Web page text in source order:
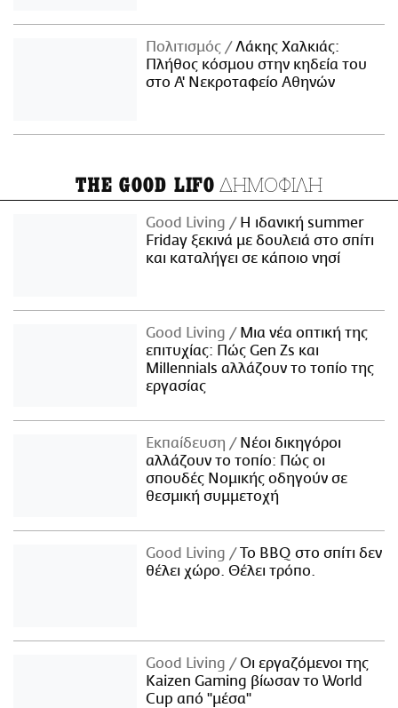
Πολιτισμός
Λάκης Χαλκιάς:
Πλήθος κόσμου στην κηδεία του
στο Α' Νεκροταφείο Αθηνών
THE GOOD LIFO ΔΗΜΟΦΙΛΗ
Good Living
Η ιδανική summer
Friday ξεκινά με δουλειά στο σπίτι
και καταλήγει σε κάποιο νησί
Good Living
Μια νέα οπτική της
επιτυχίας: Πώς Gen Zs και
Millennials αλλάζουν το τοπίο της
εργασίας
Εκπαίδευση
Νέοι δικηγόροι
αλλάζουν το τοπίο: Πώς οι
σπουδές Νομικής οδηγούν σε
θεσμική συμμετοχή
Good Living
Το BBQ στο σπίτι δεν
θέλει χώρο. Θέλει τρόπο.
Good Living
Οι εργαζόμενοι της
Kaizen Gaming βίωσαν το World
Cup από "μέσα"